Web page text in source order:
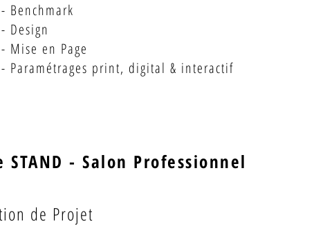
- Benchmark
- Design
- Mise en Page
- Paramétrages print, digital & interactif
- Salon Professionnel
de Projet